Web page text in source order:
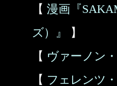
【 漫画『
ズ）』
】
【 ヴァーノン
【 フェレンツ